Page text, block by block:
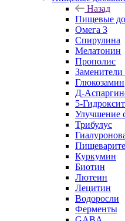
Назад
Пищевые
Омега 3
Спирулина
Мелатонин
Прополис
Глюкозамин
Д-
5-
Улучшение
Трибулус
Куркумин
Биотин
Лютеин
Лецитин
Водоросли
Ферменты